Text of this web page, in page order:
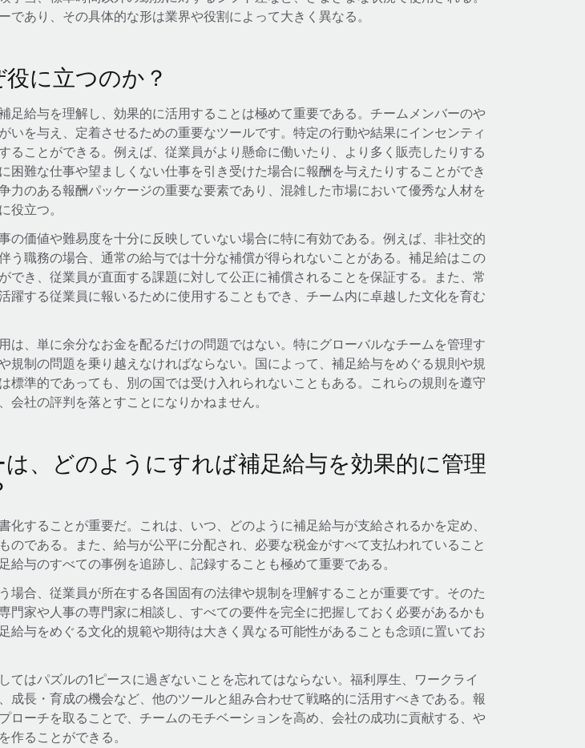
であり、その具体的な形は業界や役割によって大きく異なる。
に立つのか？
足給与を理解し、効果的に活用することは極めて重要である。チームメンバーのや
いを与え、定着させるための重要なツールです。特定の行動や結果にインセンティ
ることができる。例えば、従業員がより懸命に働いたり、より多く販売したりする
困難な仕事や望ましくない仕事を引き受けた場合に報酬を与えたりすることができ
力のある報酬パッケージの重要な要素であり、混雑した市場において優秀な人材を
役立つ。
の価値や難易度を十分に反映していない場合に特に有効である。例えば、非社交的
う職務の場合、通常の給与では十分な補償が得られないことがある。補足給はこの
でき、従業員が直面する課題に対して公正に補償されることを保証する。また、常
躍する従業員に報いるために使用することもでき、チーム内に卓越した文化を育む
は、単に余分なお金を配るだけの問題ではない。特にグローバルなチームを管理す
規制の問題を乗り越えなければならない。国によって、補足給与をめぐる規則や規
標準的であっても、別の国では受け入れられないこともある。これらの規則を遵守
会社の評判を落とすことになりかねません。
は、どのようにすれば補足給与を効果的に管理
化することが重要だ。これは、いつ、どのように補足給与が支給されるかを定め、
のである。また、給与が公平に分配され、必要な税金がすべて支払われていること
給与のすべての事例を追跡し、記録することも極めて重要である。
場合、従業員が所在する各国固有の法律や規制を理解することが重要です。そのた
門家や人事の専門家に相談し、すべての要件を完全に把握しておく必要があるかも
給与をめぐる文化的規範や期待は大きく異なる可能性があることも念頭に置いてお
てはパズルの1ピースに過ぎないことを忘れてはならない。福利厚生、ワークライ
成長・育成の機会など、他のツールと組み合わせて戦略的に活用すべきである。報
ローチを取ることで、チームのモチベーションを高め、会社の成功に貢献する、や
作ることができる。